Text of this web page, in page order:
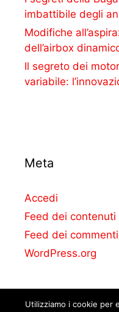
imbattibile degli
Modifiche
dell’airbox
Il segreto dei
variabile:
Meta
Accedi
Feed dei contenuti
Feed dei commenti
WordPress.org
Utilizziamo i cookie per